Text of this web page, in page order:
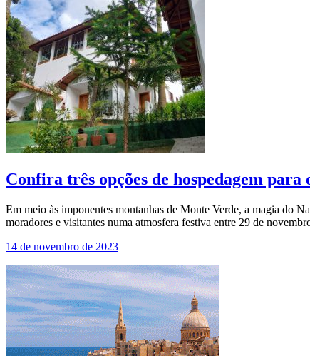
Confira três opções de hospedagem
Em meio às imponentes montanhas de Monte Verde, a magia do
moradores e visitantes numa atmosfera festiva entre 29 de
14 de novembro de 2023